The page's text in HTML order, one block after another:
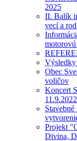
2025
II. Balík
vecí a
Výsledky
Obec
voličov
Koncert
Projekt
Divina,